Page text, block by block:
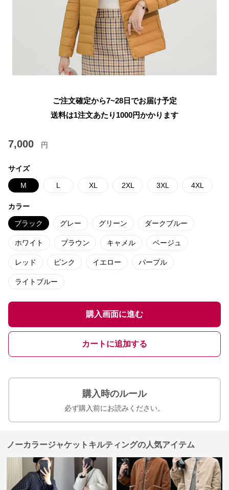
ご注文確定から7~28日でお届け予定
送料は1注文あたり 1000円かかります
7,000 円
サイズ
M L XL 2XL 3XL 4XL
カラー
ブラック グレー グリーン ダークブルー
ホワイト ブラウン キャメル ベージュ
レッド ピンク イエロー パープル
ライトブルー
購入画面に進む
カートに追加する
購入時のルール
必ず購入前にお読みください。
ノーカラージャケットキルティングの人気アイテム